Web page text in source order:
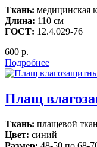
Ткань: медицинская
Длина: 110 см
ГОСТ: 12.4.029-76
600 р.
Подробнее
Плащ
Ткань: плащевой
Цвет: синий